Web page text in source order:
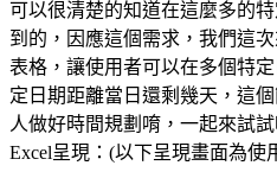
可以很清楚的知道在這麼多的
到的，因應這個需求，我們這
表格，讓使用者可以在多個特
定日期距離當日還剩幾天，這
人做好時間規劃唷，一起來試
Excel呈現： (以下呈現畫面為使